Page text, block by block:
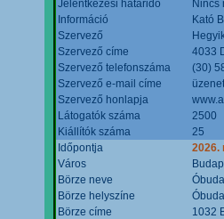
Jelentkezési határidő
Nincs
Információ
Kató
Szervező
Szervező címe
4033
Szervező telefonszáma
(30)
Szervező e-mail címe
Szervező honlapja
Látogatók száma
2500
Kiállítók száma
25
Időpontja
2026.
Város
Börze neve
Börze helyszíne
Börze címe
1032